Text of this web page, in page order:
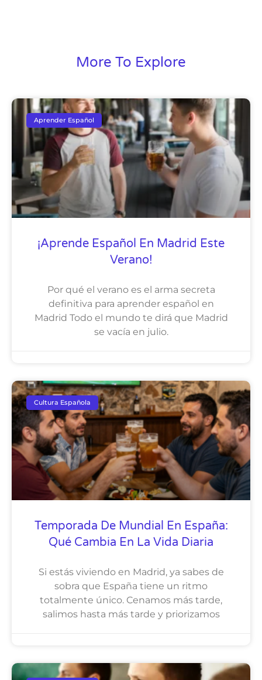
More To Explore
Aprender Español
¡Aprende Español En Madrid Este
Verano!
Por qué el verano es el arma secreta
definitiva para aprender español en
Madrid Todo el mundo te dirá que Madrid
se vacía en julio.
Cultura Española
Temporada De Mundial En España:
Qué Cambia En La Vida Diaria
Si estás viviendo en Madrid, ya sabes de
sobra que España tiene un ritmo
totalmente único. Cenamos más tarde,
salimos hasta más tarde y priorizamos